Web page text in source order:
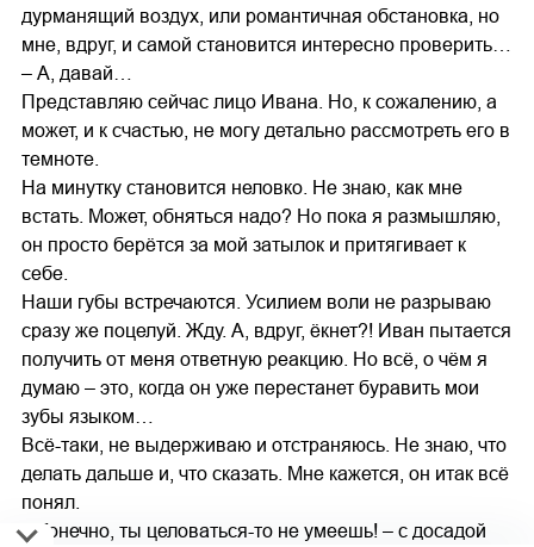
дурманящий воздух, или романтичная обстановка, но
мне, вдруг, и самой становится интересно проверить…
– А, давай…
Представляю сейчас лицо Ивана. Но, к сожалению, а
может, и к счастью, не могу детально рассмотреть его в
темноте.
На минутку становится неловко. Не знаю, как мне
встать. Может, обняться надо? Но пока я размышляю,
он просто берётся за мой затылок и притягивает к
себе.
Наши губы встречаются. Усилием воли не разрываю
сразу же поцелуй. Жду. А, вдруг, ёкнет?! Иван пытается
получить от меня ответную реакцию. Но всё, о чём я
думаю – это, когда он уже перестанет буравить мои
зубы языком…
Всё-таки, не выдерживаю и отстраняюсь. Не знаю, что
делать дальше и, что сказать. Мне кажется, он итак всё
понял.
– Конечно, ты целоваться-то не умеешь! – с досадой